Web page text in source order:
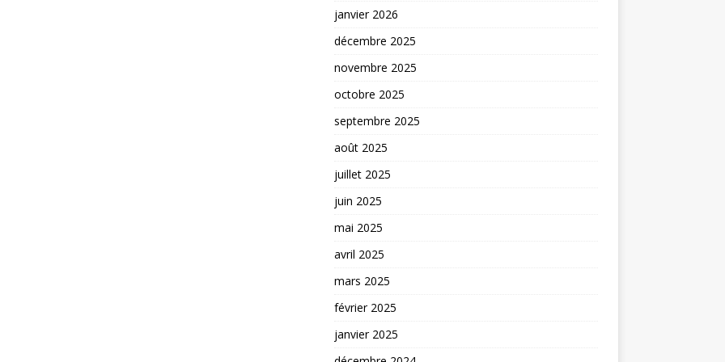
janvier 2026
décembre 2025
novembre 2025
octobre 2025
septembre 2025
août 2025
juillet 2025
juin 2025
mai 2025
avril 2025
mars 2025
février 2025
janvier 2025